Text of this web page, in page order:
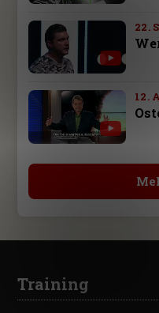
22.
12.
Training